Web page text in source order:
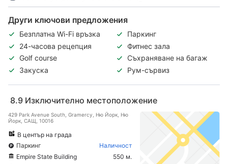
Други ключови предложения
Безплатна Wi-Fi връзка
Паркинг
24-часова рецепция
Фитнес зала
Golf course
Съхраняване на багаж
Закуска
Рум-сървиз
8.9 Изключително местоположение
429 Park Avenue South, Gramercy, Ню Йорк, Ню
Йорк, САЩ, 10016
В център на града
Паркинг
Наличност
Empire State Building
550 м.